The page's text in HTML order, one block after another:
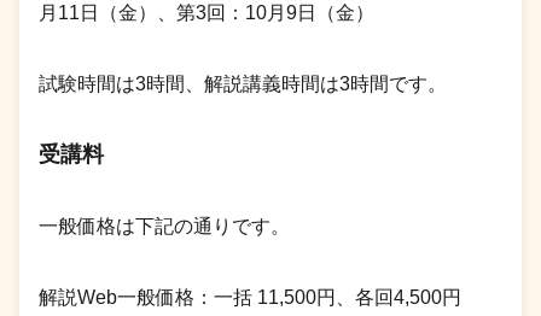
月11日（金）、第3回：10月9日（金）
試験時間は3時間、解説講義時間は3時間です。
受講料
一般価格は下記の通りです。
解説Web一般価格：一括 11,500円、各回4,500円